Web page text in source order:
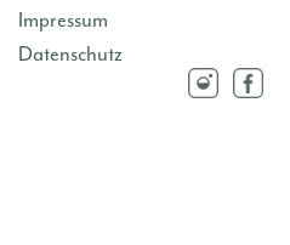
Impressum
Datenschutz